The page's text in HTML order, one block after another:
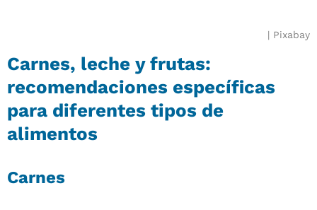
Pixabay
Carnes, leche y frutas:
recomendaciones específicas
para diferentes tipos de
alimentos
Carnes